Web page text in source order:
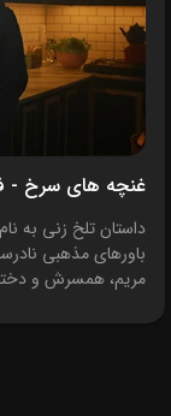
غنچه های سرخ - فصل 1
باورهای مذهبی
مریم، همسرش و